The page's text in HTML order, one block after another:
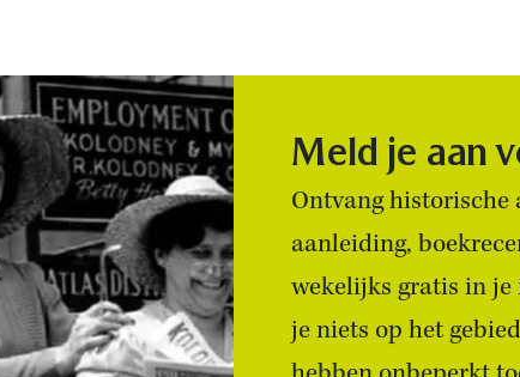
Meld je aan
Ontvang
aanleiding,
wekelijks gratis in
je niets op het